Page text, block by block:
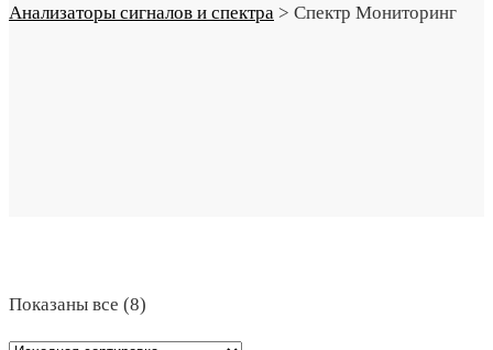
Анализаторы сигналов и спектра > Спектр Мониторинг
Показаны все (8)